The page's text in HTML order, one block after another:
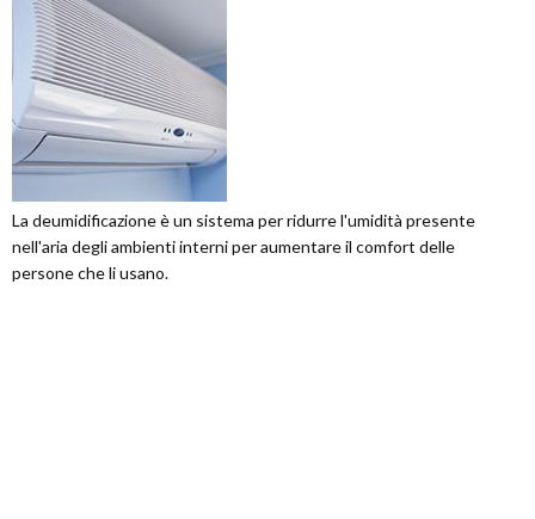
La deumidificazione è un sistema per ridurre l'umidità presente
nell'aria degli ambienti interni per aumentare il comfort delle
persone che li usano.